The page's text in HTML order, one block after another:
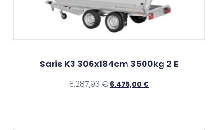
Saris K3 306x184cm 3500kg 2 E
8.287,93€ 6.475,00 €